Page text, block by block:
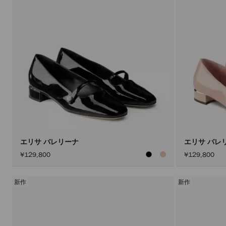
エリサ バレリーナ
¥129,800
エリサ バレ
¥129,800
新作 新作